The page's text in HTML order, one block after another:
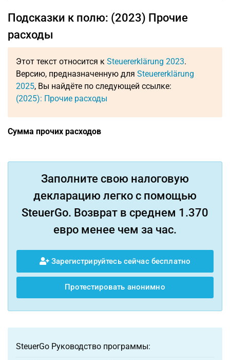
Подсказки к полю: (2023) Прочие
расходы
Этот текст относится к Steuererklärung 2023.
Версию, предназначенную для Steuererklärung
2025, Вы найдёте по следующей ссылке:
(2025): Прочие расходы
Сумма прочих расходов
Заполните свою налоговую
декларацию легко с помощью
SteuerGo. Возврат в среднем 1.370
евро менее чем за час.
Зарегистрируйтесь сейчас бесплатно
Протестировать анонимно
SteuerGo Руководство программы: